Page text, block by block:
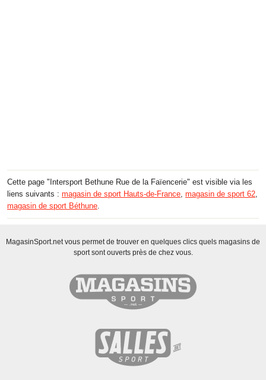
Cette page "Intersport Bethune Rue de la Faïencerie" est visible via les
liens suivants : magasin de sport Hauts-de-France magasin de sport 62
magasin de sport Béthune
MagasinSport.net vous permet de trouver en quelques clics quels magasins de
sport sont ouverts près de chez vous.